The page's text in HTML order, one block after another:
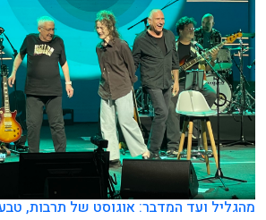
מהגליל ועד המדבר: אוגוסט של תרבות, טבע